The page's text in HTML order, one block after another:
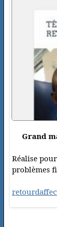
Grand
Réalise
problèmes